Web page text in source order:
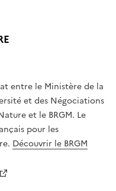
L
T
É
,
É
G
A
L
entre le Ministère de la
et des Négociations
et le BRGM. Le
pour les
Découvrir le BRGM